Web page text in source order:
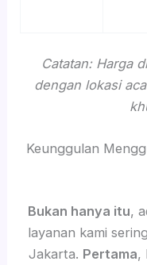
Catatan: Harga
dengan lokasi
Keunggulan
Bukan hanya itu,
layanan kami
Jakarta. Pertama,